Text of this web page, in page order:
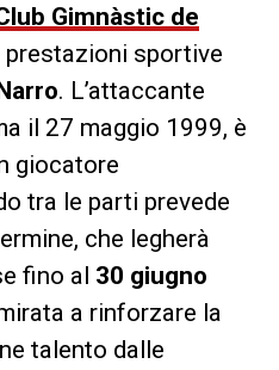
Gimnàstic de
sportive
. L’attaccante
il 27 maggio 1999, è
giocatore
tra le parti prevede
che legherà
fino al 30 giugno
a rinforzare la
talento dalle